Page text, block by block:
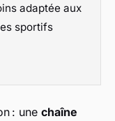
adaptée aux
sportifs
: une chaîne